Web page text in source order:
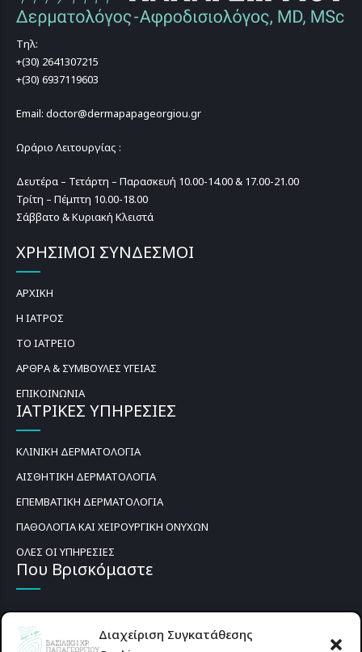
Διαχείριση Συγκατάθεσης
Τηλ:
+(30) 2641307215
+(30) 6937119603
Email: doctor@dermapapageorgiou.gr
Ωράριο Λειτουργίας :
Δευτέρα – Τετάρτη – Παρασκευή 10.00-14.00 & 17.00-21.00
Τρίτη – Πέμπτη 10.00-18.00
Σάββατο & Κυριακή Κλειστά
ΧΡΗΣΙΜΟΙ ΣΥΝΔΕΣΜΟΙ
ΑΡΧΙΚΗ
Η ΙΑΤΡΟΣ
ΤΟ ΙΑΤΡΕΙΟ
ΑΡΘΡΑ & ΣΥΜΒΟΥΛΕΣ ΥΓΕΙΑΣ
ΕΠΙΚΟΙΝΩΝΙΑ
ΙΑΤΡΙΚΕΣ ΥΠΗΡΕΣΙΕΣ
ΚΛΙΝΙΚΗ ΔΕΡΜΑΤΟΛΟΓΙΑ
ΑΙΣΘΗΤΙΚΗ ΔΕΡΜΑΤΟΛΟΓΙΑ
ΕΠΕΜΒΑΤΙΚΗ ΔΕΡΜΑΤΟΛΟΓΙΑ
ΠΑΘΟΛΟΓΙΑ ΚΑΙ ΧΕΙΡΟΥΡΓΙΚΗ ΟΝΥΧΩΝ
ΟΛΕΣ ΟΙ ΥΠΗΡΕΣΙΕΣ
Που Βρισκόμαστε